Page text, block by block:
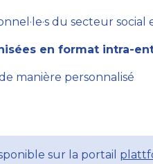
du secteur social
en format intra-
manière personnalisé
sur la portail